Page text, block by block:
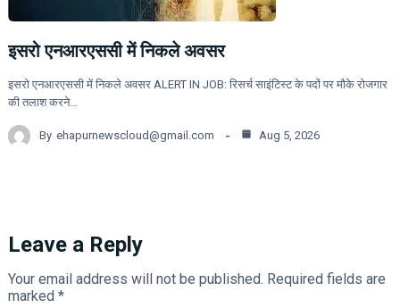
इसरो एनआरएससी में निकले अवसर
इसरो एनआरएससी में निकले अवसर ALERT IN JOB: रिसर्च साइंटिस्ट के पदों पर मौके रोजगार
की तलाश करने…
By ehapurnewscloud@gmail.com Aug 5, 2026
Leave a Reply
Your email address will not be published. Required fields are
marked *